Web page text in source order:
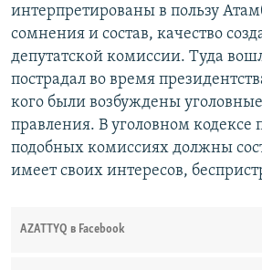
интерпретированы в пользу
сомнения и состав, качество
депутатской комиссии. Туда
пострадал во время
кого были возбуждены
правления. В уголовном кодексе
подобных комиссиях должны
имеет своих интересов,
AZATTYQ в Facebook